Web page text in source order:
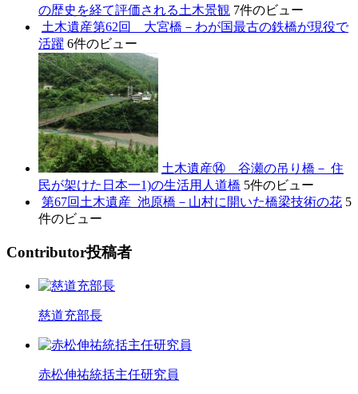
の歴史を経て評価される土木景観 7件のビュー
土木遺産第62回 大宮橋－わが国最古の鉄橋が現役で
活躍 6件のビュー
土木遺産⑭ 谷瀬の吊り橋－ 住
民が架けた日本一1)の生活用人道橋 5件のビュー
第67回土木遺産_池原橋－山村に開いた橋梁技術の花 5
件のビュー
Contributor投稿者
慈道充部長
赤松伸祐統括主任研究員